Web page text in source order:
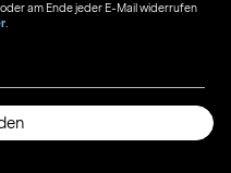
oder am Ende jeder E-Mail widerrufen